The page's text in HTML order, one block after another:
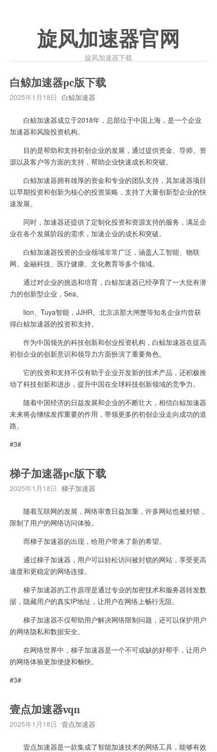
旋风加速器官网
旋风加速器下载
白鲸加速器pc版下载
2025年1月18日 白鲸加速器
白鲸加速器成立于2018年，总部位于中国上海，是一个企业
加速器和风险投资机构。
目的是帮助和支持初创企业的发展，通过提供资金、导师、资
源以及客户等方面的支持，帮助企业快速成长和突破。
白鲸加速器拥有雄厚的资金和专业的团队支持，其加速器项目
以早期投资和创新为核心的投资策略，支持了大量创新型企业的快
速发展。
同时，加速器还提供了定制化投资和资源支持的服务，满足企
业在各个发展阶段的需求，加速企业的成长和突破。
白鲸加速器投资的企业领域非常广泛，涵盖人工智能、物联
网、金融科技、医疗健康、文化教育等多个领域。
通过对企业的挑选和培育，白鲸加速器已经孕育了一大批有潜
力的创新型企业，Sea。
lion、Tuya智能，JJHR、北京凉那大闸蟹等知名企业均曾获
得白鲸加速器的投资和支持。
作为中国领先的科技创新和创业投资机构，白鲸加速器在提高
初创企业的创新意识和领导力方面扮演了重要角色。
它的投资和支持不仅有助于企业开发新的技术产品，还积极推
动了科技创新和进步，提升中国在全球科技创新领域的竞争力。
随着中国经济的日益发展和企业的不断壮大，相信白鲸加速器
未来将会继续发挥重要的作用，带领更多的初创企业走向成功的道
路。
#3#
梯子加速器pc版下载
2025年1月18日 梯子加速器
随着互联网的发展，网络审查日益加重，许多网站也被封锁，
限制了用户的网络访问体验。
而梯子加速器的出现，给用户带来了新的希望。
通过梯子加速器，用户可以轻松访问被封锁的网站，享受更高
速度和更稳定的网络连接。
梯子加速器的工作原理是通过专业的加密技术和服务器转发数
据，隐藏用户的真实IP地址，让用户在网络上畅行无阻。
梯子加速器不仅帮助用户解决网络限制问题，还可以保护用户
的网络隐私和数据安全。
在网络世界中，梯子加速器是一个不可或缺的好帮手，让用户
的网络体验更加便捷和畅快。
#3#
壹点加速器vqn
2025年1月18日 壹点加速器
壹点加速器是一款集成了智能加速技术的网络工具，能够有效